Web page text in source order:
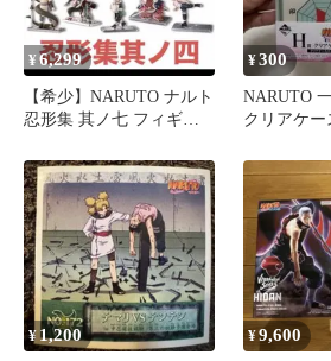
¥6,299
【希少】NARUTO ナルト
忍形集 其ノ七 フィギュ
¥300
NARUTO
クリアケー
¥ 1,200 ¥9,600